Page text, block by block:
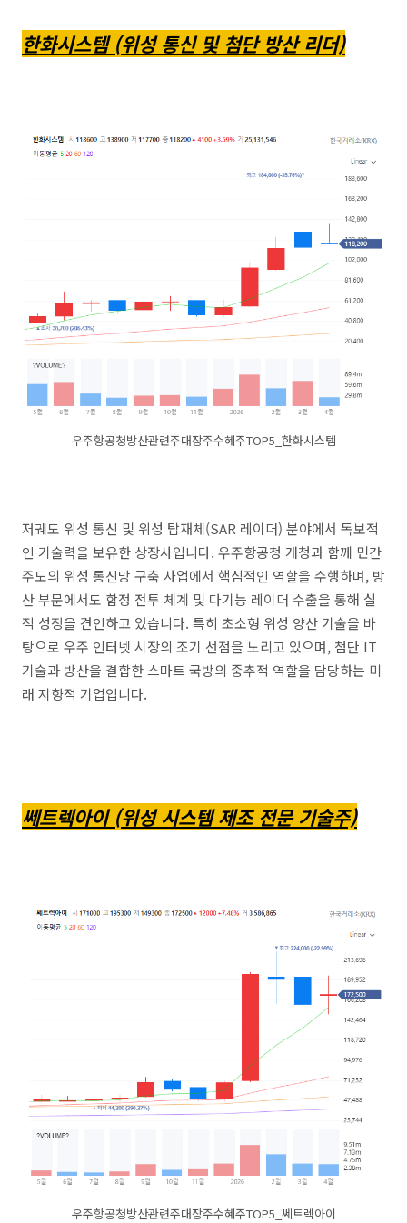
한화시스템 (위성 통신 및 첨단 방산 리더)
우주항공청방산관련주대장주수혜주TOP5_한화시스템
저궤도 위성 통신 및 위성 탑재체(SAR 레이더) 분야에서 독보적
인 기술력을 보유한 상장사입니다. 우주항공청 개청과 함께 민간
주도의 위성 통신망 구축 사업에서 핵심적인 역할을 수행하며, 방
산 부문에서도 함정 전투 체계 및 다기능 레이더 수출을 통해 실
적 성장을 견인하고 있습니다. 특히 초소형 위성 양산 기술을 바
탕으로 우주 인터넷 시장의 조기 선점을 노리고 있으며, 첨단 IT
기술과 방산을 결합한 스마트 국방의 중추적 역할을 담당하는 미
래 지향적 기업입니다.
쎄트렉아이 (위성 시스템 제조 전문 기술주)
우주항공청방산관련주대장주수혜주TOP5_쎄트렉아이